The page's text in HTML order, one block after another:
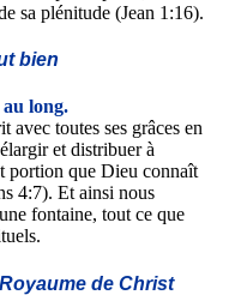
sa plénitude (Jean 1:16).
bien
long.
avec toutes ses grâces en
et distribuer à
portion que Dieu connaît
4:7). Et ainsi nous
fontaine, tout ce que
de Christ